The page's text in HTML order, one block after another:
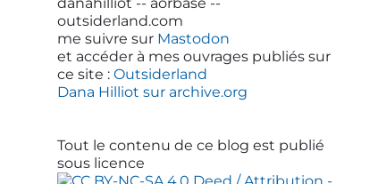
outsiderland.com
me suivre sur Mastodon
et accéder à mes ouvrages publiés sur
ce site :Outsiderland
Dana Hilliot sur archive.org
Tout le contenu de ce blog est publié
sous licence